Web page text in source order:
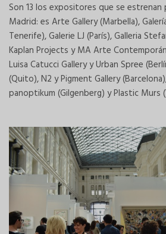
Son 13 los expositores que se
Madrid: es Arte Gallery (Marbella),
Tenerife), Galerie LJ (París), Galleria
Kaplan Projects y MA Arte
Luisa Catucci Gallery y Urban Spree
(Quito), N2 y Pigment Gallery
panoptikum (Gilgenberg) y Plastic Murs